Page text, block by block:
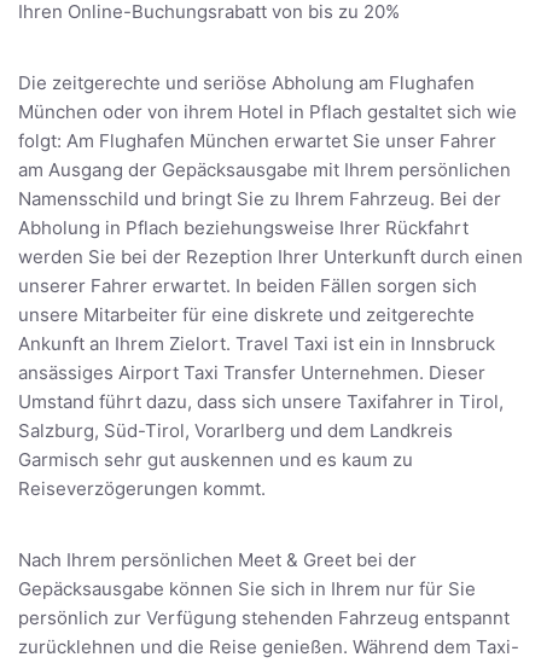
Ihren Online-Buchungsrabatt von bis zu 20%
Die zeitgerechte und seriöse Abholung am Flughafen
München oder von ihrem Hotel in Pflach gestaltet sich wie
folgt: Am Flughafen München erwartet Sie unser Fahrer
am Ausgang der Gepäcksausgabe mit Ihrem persönlichen
Namensschild und bringt Sie zu Ihrem Fahrzeug. Bei der
Abholung in Pflach beziehungsweise Ihrer Rückfahrt
werden Sie bei der Rezeption Ihrer Unterkunft durch einen
unserer Fahrer erwartet. In beiden Fällen sorgen sich
unsere Mitarbeiter für eine diskrete und zeitgerechte
Ankunft an Ihrem Zielort. Travel Taxi ist ein in Innsbruck
ansässiges Airport Taxi Transfer Unternehmen. Dieser
Umstand führt dazu, dass sich unsere Taxifahrer in Tirol,
Salzburg, Süd-Tirol, Vorarlberg und dem Landkreis
Garmisch sehr gut auskennen und es kaum zu
Reiseverzögerungen kommt.
Nach Ihrem persönlichen Meet & Greet bei der
Gepäcksausgabe können Sie sich in Ihrem nur für Sie
persönlich zur Verfügung stehenden Fahrzeug entspannt
zurücklehnen und die Reise genießen. Während dem Taxi-